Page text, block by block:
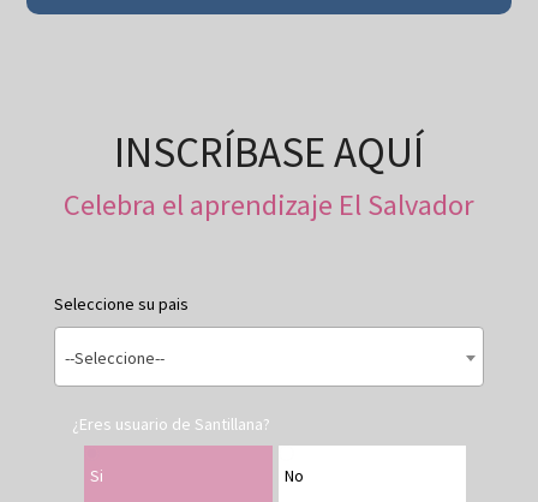
INSCRÍBASE AQUÍ
Celebra el aprendizaje El Salvador
Seleccione su pais
--Seleccione--
¿Eres usuario de Santillana?
Si No